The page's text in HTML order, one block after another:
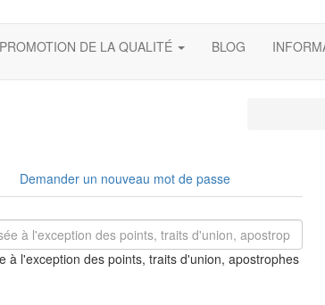
PROMOTION DE LA QUALITÉ BLOG
Demander un nouveau mot de passe
à l'exception des points, traits d'union, apostrophes